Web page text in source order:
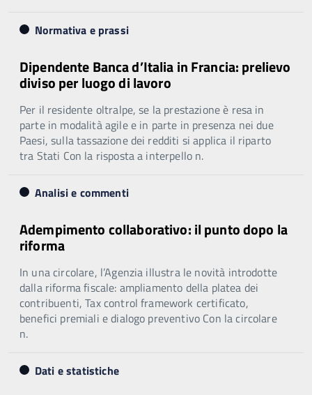
Normativa e prassi
Dipendente Banca d’Italia in Francia: prelievo
diviso per luogo di lavoro
Per il residente oltralpe, se la prestazione è resa in
parte in modalità agile e in parte in presenza nei due
Paesi, sulla tassazione dei redditi si applica il riparto
tra Stati Con la risposta a interpello n.
Analisi e commenti
Adempimento collaborativo: il punto dopo la
riforma
In una circolare, l’Agenzia illustra le novità introdotte
dalla riforma fiscale: ampliamento della platea dei
contribuenti, Tax control framework certificato,
benefici premiali e dialogo preventivo Con la circolare
n.
Dati e statistiche